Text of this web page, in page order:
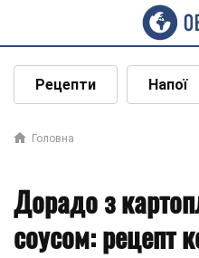
Рецепти Напої
Головна
Дорадо з
соусом: рецепт